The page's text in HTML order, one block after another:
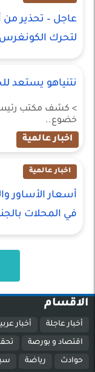
عاجل – تحذير من
لتحرك الكونغرس
نتنياهو يستعد
> كشف مكتب رئيس
خضوع..
اخبار عالمية
اخبار عالمية
أسعار الأساور
في المحلات
الاقسام
أخبار عاجلة أخبار
اقتصاد و بورصة
حوادث رياضة